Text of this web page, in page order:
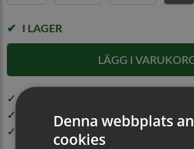
I LAGER
LÄGG I
✓ Öppet köp i 30 dagar ✓ Fri frakt från
✓ Din beställning skickas inom 1-2
✓ Snabb leverans från vårt lager i
Denna webbplats
cookies